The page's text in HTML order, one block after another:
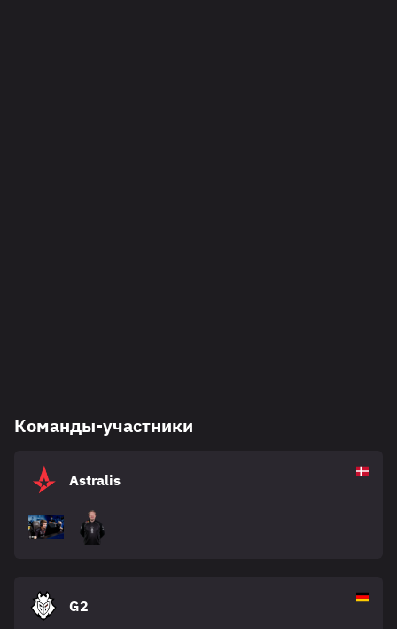
Команды-участники
Astralis
G2